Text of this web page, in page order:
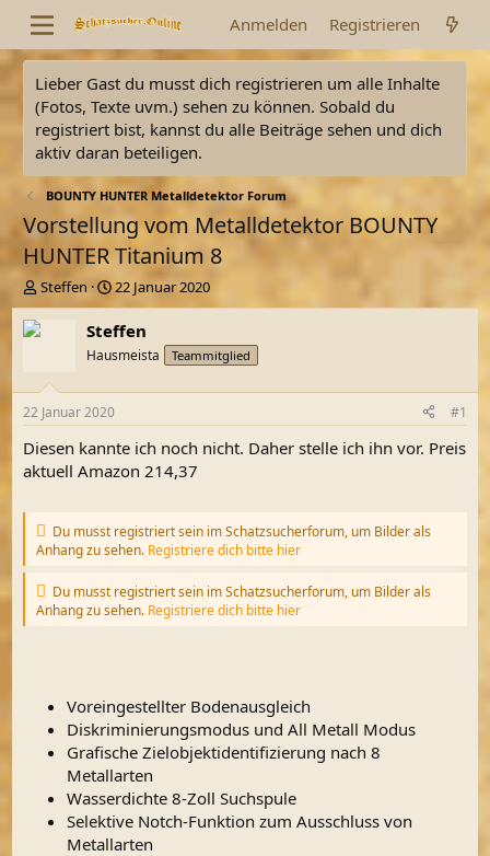
Anmelden Registrieren
Lieber Gast du musst dich registrieren um alle Inhalte
(Fotos, Texte uvm.) sehen zu können. Sobald du
registriert bist, kannst du alle Beiträge sehen und dich
aktiv daran beteiligen.
BOUNTY HUNTER Metalldetektor Forum
Vorstellung vom Metalldetektor BOUNTY
HUNTER Titanium 8
E
r
s
l
e
r
Steffen
E
r
s
e
t
a
22 Januar 2020
Steffen
Hausmeista Teammitglied
22 Januar 2020 #1
Diesen kannte ich noch nicht. Daher stelle ich ihn vor. Preis
aktuell Amazon 214,37
Du musst registriert sein im Schatzsucherforum, um Bilder als
Anhang zu sehen. Registriere dich bitte hier
Du musst registriert sein im Schatzsucherforum, um Bilder als
Anhang zu sehen. Registriere dich bitte hier
Voreingestellter Bodenausgleich
Diskriminierungsmodus und All Metall Modus
Grafische Zielobjektidentifizierung nach 8
Metallarten
Wasserdichte 8-Zoll Suchspule
Selektive Notch-Funktion zum Ausschluss von
Metallarten